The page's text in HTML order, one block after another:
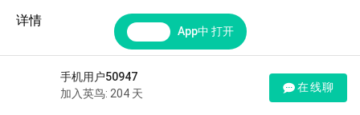
详情
App中 打开
手机用户50947
加入英鸟: 204 天
在线聊